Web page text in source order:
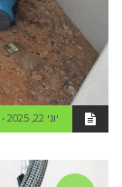
יוני 22, 2025